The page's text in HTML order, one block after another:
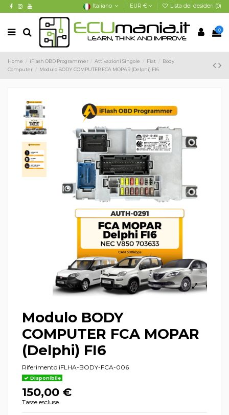
Italiano EUR € Lista dei desideri (0)
0
Home iFlash OBD Programmer Attivazioni Singole Fiat
Body
Computer
Modulo BODY COMPUTER FCA MOPAR (Delphi) FI6
Modulo BODY
COMPUTER FCA MOPAR
(Delphi) FI6
Riferimento iFLHA-BODY-FCA-006
Disponibile
150,00 €
Tasse escluse